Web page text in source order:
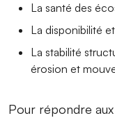
La santé des
La disponibilité
La stabilité
érosion et
Pour répondre